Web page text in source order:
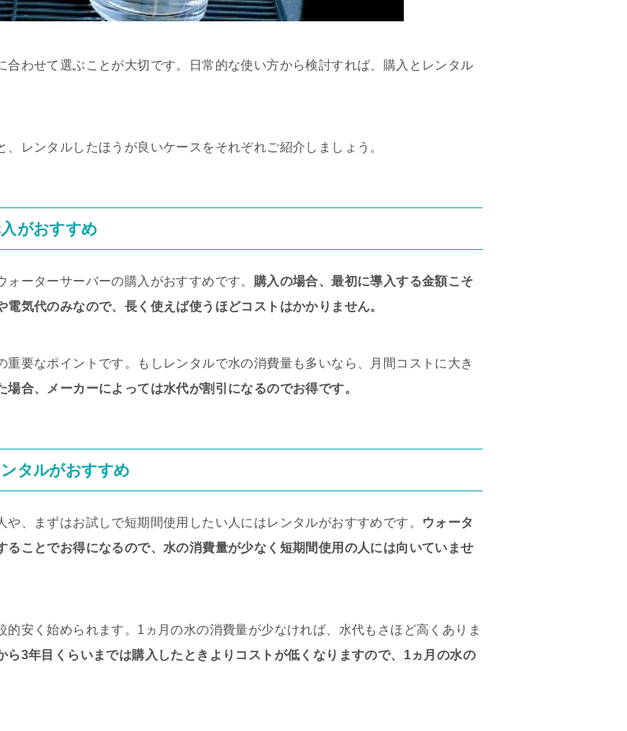
わせて選ぶことが大切です。日常的な使い方から検討すれば、購入とレンタル
レンタルしたほうが良いケースをそれぞれご紹介しましょう。
がおすすめ
ーターサーバーの購入がおすすめです。 購入の場合、最初に導入する金額こそ
気代のみなので、長く使えば使うほどコストはかかりません。
要なポイントです。もしレンタルで水の消費量も多いなら、月間コストに大き
合、メーカーによっては水代が割引になるのでお得です。
タルがおすすめ
、まずはお試しで短期間使用したい人にはレンタルがおすすめです。
ウォータ
ことでお得になるので、水の消費量が少なく短期間使用の人には向いていませ
安く始められます。1ヵ月の水の消費量が少なければ、水代もさほど高くありま
ら3年目くらいまでは購入したときよりコストが低くなりますので、1ヵ月の水の